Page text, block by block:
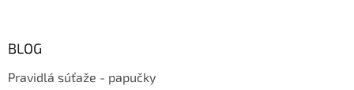
BLOG
Pravidlá súťaže - papučky